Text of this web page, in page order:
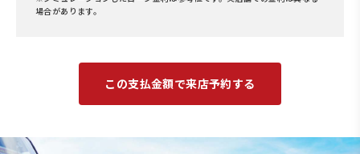
場合があります。
この支払金額で来店予約する